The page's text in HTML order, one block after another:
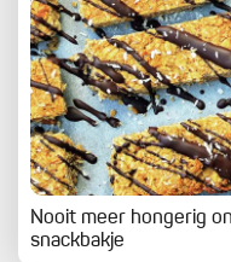
Nooit meer hongerig
snackbakje